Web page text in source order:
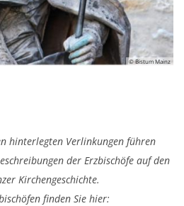
© Bistum Mainz
hinterlegten Verlinkungen führen
der Erzbischöfe auf den
Kirchengeschichte.
finden Sie hier: